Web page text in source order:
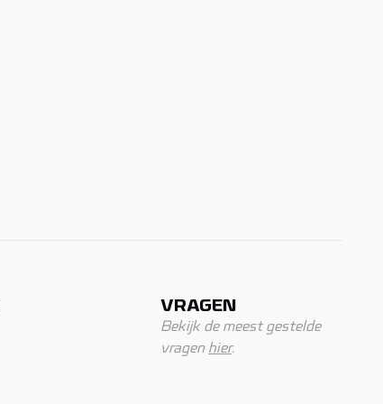
VRAGEN
Bekijk de meest gestelde
vragen hier.